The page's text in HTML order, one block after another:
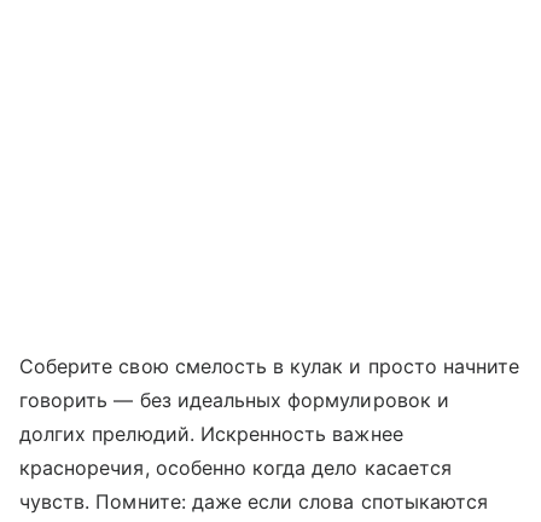
Соберите свою смелость в кулак и просто начните
говорить — без идеальных формулировок и
долгих прелюдий. Искренность важнее
красноречия, особенно когда дело касается
чувств. Помните: даже если слова спотыкаются